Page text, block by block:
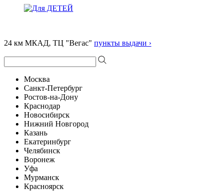
24 км МКАД, ТЦ "Вегас" пункты выдачи ›
Москва
Санкт-Петербург
Ростов-на-Дону
Краснодар
Новосибирск
Нижний Новгород
Казань
Екатеринбург
Челябинск
Воронеж
Уфа
Мурманск
Красноярск